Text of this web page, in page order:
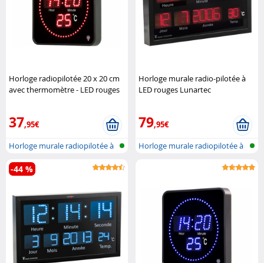
Horloge radiopilotée 20 x 20 cm
avec thermomètre - LED rouges
37,95€
Horloge murale radiopilotée à
LED a..
Horloge murale radio-pilotée à
LED rouges Lunartec
79,95€
Horloge murale radiopilotée à
-44 %